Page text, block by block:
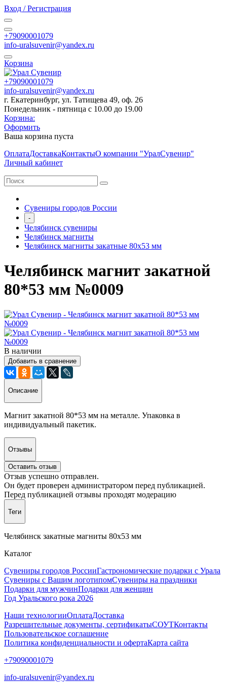
Вход / Регистрация
+79090001079
info-uralsuvenir@yandex.ru
Корзина
+79090001079
info-uralsuvenir@yandex.ru
г. Екатеринбург, ул. Татищева 49, оф. 26
Понедельник - пятница с 10.00 до 19.00
Корзина:
Оформить
Ваша корзина пуста
ОплатаДоставкаКонтактыО компании "УралСувенир"
Личный кабинет
Сувениры городов России
-
Челябинск сувениры
Челябинск магниты
Челябинск магниты закатные 80х53 мм
Челябинск магнит закатной
80*53 мм №0009
В наличии
Добавить в сравнение
Описание
Магнит закатной 80*53 мм на металле. Упаковка в
индивидуальный пакетик.
Отзывы
Оставить отзыв
Отзыв успешно отправлен.
Он будет проверен администратором перед публикацией.
Перед публикацией отзывы проходят модерацию
Теги
Челябинск закатные магниты 80х53 мм
Каталог
Сувениры городов РоссииГастрономические подарки с Урала
Сувениры с Вашим логотипомСувениры на праздники
Подарки для мужчинПодарки для женщин
Год Уральского рока 2026
Наши технологииОплатаДоставка
Разрешительные документы, сертификатыСОУТКонтакты
Пользовательское соглашение
Политика конфиденциальности и офертаКарта сайта
+79090001079
info-uralsuvenir@yandex.ru